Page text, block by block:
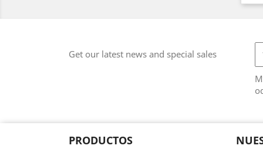
Get our latest news and special sales
PRODUCTOS